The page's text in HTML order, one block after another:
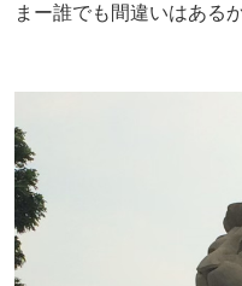
まー誰でも間違いはある